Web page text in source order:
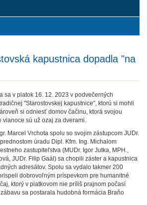
kapustnica dopadla "na
sa v piatok 16. 12. 2023 v podvečerných
"Starostovskej kapustnice", ktorú si mohli
si odniesť domov čačinu, ktorá svojou
sú už ozaj za dverami.
Marcel Vrchota spolu so svojim zástupcom JUDr.
úradu Dipl. Kfm. Ing. Michalom
zastupiteľstva (MUDr. Igor Jutka, MPH.,
JUDr. Filip Gaál) sa chopili záster a kapustnica
adresátov. Spolu sa vydalo takmer 200
dobrovoľným príspevkom pre humanitné
ktorý v piatkovom nie príliš prajnom počasí
sa postarala hudobná formácia Braňo